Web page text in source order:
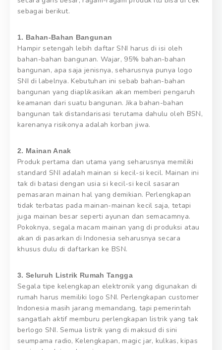
sebagai berikut.
1. Bahan-Bahan Bangunan
Hampir setengah lebih daftar SNI harus di isi oleh
bahan-bahan bangunan. Wajar, 95% bahan-bahan
bangunan, apa saja jenisnya, seharusnya punya logo
SNI di labelnya. Kebutuhan ini sebab bahan-bahan
bangunan yang diaplikasikan akan memberi pengaruh
keamanan dari suatu bangunan. Jika bahan-bahan
bangunan tak distandarisasi terutama dahulu oleh BSN,
karenanya risikonya adalah korban jiwa.
2. Mainan Anak
Produk pertama dan utama yang seharusnya memiliki
standard SNI adalah mainan si kecil-si kecil. Mainan ini
tak di batasi dengan usia si kecil-si kecil sasaran
pemasaran mainan hal yang demikian. Perlengkapan
tidak terbatas pada mainan-mainan kecil saja, tetapi
juga mainan besar seperti ayunan dan semacamnya.
Pokoknya, segala macam mainan yang di produksi atau
akan di pasarkan di Indonesia seharusnya secara
khusus dulu di daftarkan ke BSN.
3. Seluruh Listrik Rumah Tangga
Segala tipe kelengkapan elektronik yang digunakan di
rumah harus memiliki logo SNI. Perlengkapan customer
Indonesia masih jarang memandang, tapi pemerintah
sangatlah aktif memburu perlengkapan listrik yang tak
berlogo SNI. Semua listrik yang di maksud di sini
seumpama radio, Kelengkapan, magic jar, kulkas, kipas